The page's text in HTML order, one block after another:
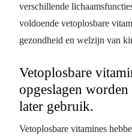
verschillende
voldoende vetoplosbare
gezondheid en welzijn van
Vetoplosbare
opgeslagen
later gebruik.
Vetoplosbare vitamines